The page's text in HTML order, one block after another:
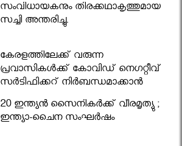
സംവിധായകനും തിരക്കഥാകൃത്തുമായ
സച്ചി അന്തരിച്ചു.
കേരളത്തിലേക്ക് വരുന്ന
പ്രവാസികള്‍ക്ക് കോവിഡ് നെഗറ്റീവ്
സര്‍ട്ടിഫിക്കറ്റ് നിർബന്ധമാക്കാൻ
മന്ത്രിസഭ
20 ഇന്ത്യൻ സൈനികർക്ക് വീരമൃത്യു ;
ഇന്ത്യാ-ചൈന സംഘർഷം